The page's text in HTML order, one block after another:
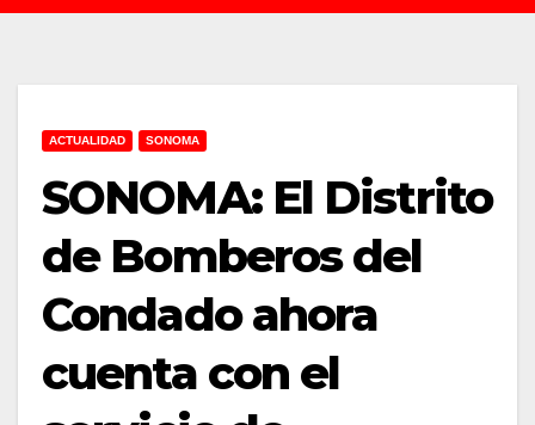
ACTUALIDAD SONOMA
SONOMA: El Distrito
de Bomberos del
Condado ahora
cuenta con el